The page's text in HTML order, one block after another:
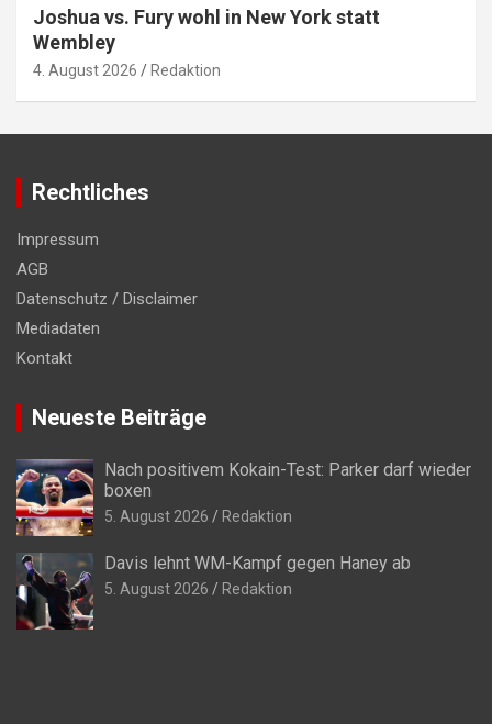
Joshua vs. Fury wohl in New York statt
Wembley
4. August 2026 Redaktion
Rechtliches
Impressum
AGB
Datenschutz / Disclaimer
Mediadaten
Kontakt
Neueste Beiträge
Nach positivem Kokain-Test: Parker darf wieder
boxen
5. August 2026 Redaktion
Davis lehnt WM-Kampf gegen Haney ab
5. August 2026 Redaktion